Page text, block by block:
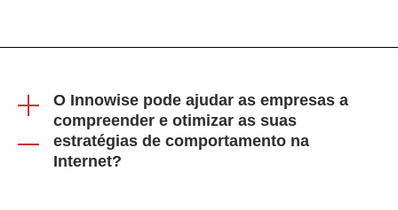
O Innowise pode ajudar as empresas a
compreender e otimizar as suas
estratégias de comportamento na
Internet?